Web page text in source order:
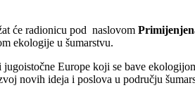
će radionicu pod naslovom
ekologije u šumarstvu.
Europe koji se bave
novih ideja i poslova u području